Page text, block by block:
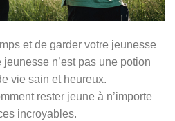
et de garder votre jeunesse
n’est pas une potion
vie sain et heureux.
rester jeune à n’importe
incroyables.